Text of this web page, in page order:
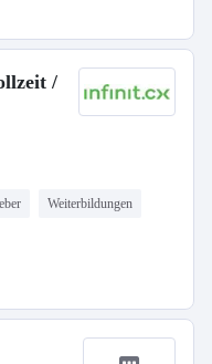
/
Weiterbildungen